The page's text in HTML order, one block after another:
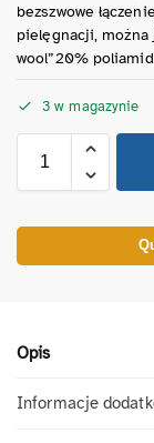
bezszwowe
pielęgnacji, można
wool”20%
3 w magazynie
Opis
Informacje